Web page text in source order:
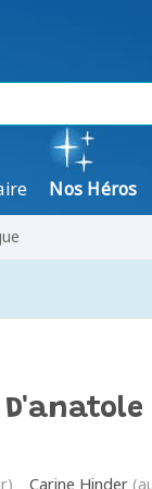
Nos Héros
Carine Hinder